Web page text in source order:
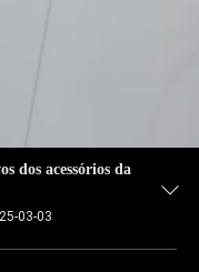
dos acessórios da
03-03